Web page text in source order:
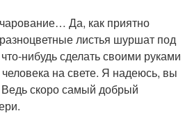
Да, как приятно
листья шуршат под
нибудь сделать своими руками
на свете. Я надеюсь, вы
Ведь скоро самый добрый